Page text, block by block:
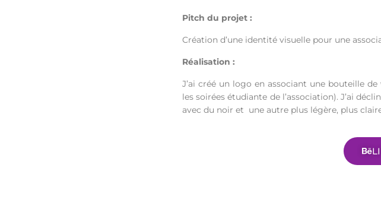
Pitch du projet :
Création d’une identité visuelle pour une
Réalisation :
J’ai créé un logo en associant une bouteille
les soiréesétudiante de l’association). J’ai
avec du noir et une autre plus légère, plus